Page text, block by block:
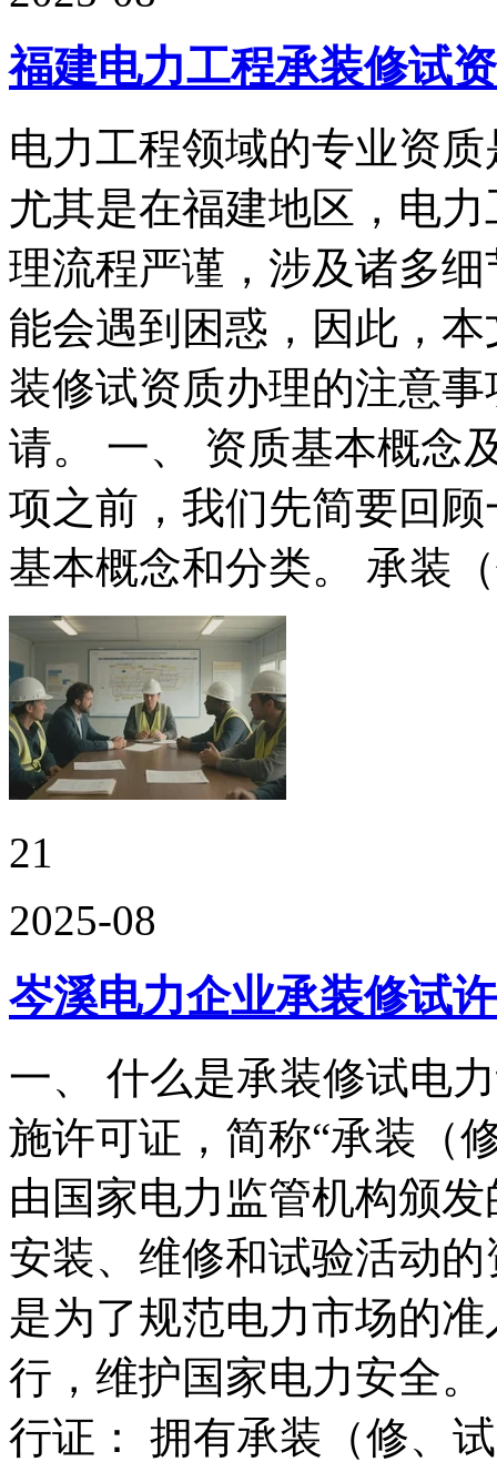
福建电力工程承装修试
电力工程领域的专业资
尤其是在福建地区，电
理流程严谨，涉及诸多
能会遇到困惑，因此，
装修试资质办理的注意
请。 一、 资质基本概念
项之前，我们先简要回
基本概念和分类。 承装
21
2025-08
岑溪电力企业承装修试
一、 什么是承装修试电
施许可证，简称“承装（
由国家电力监管机构颁
安装、维修和试验活动
是为了规范电力市场的
行，维护国家电力安全
行证： 拥有承装（修、